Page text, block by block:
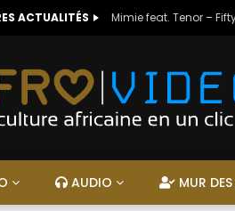
ACTUALITÉS Mimie feat. Tenor –
AUDIO MUR